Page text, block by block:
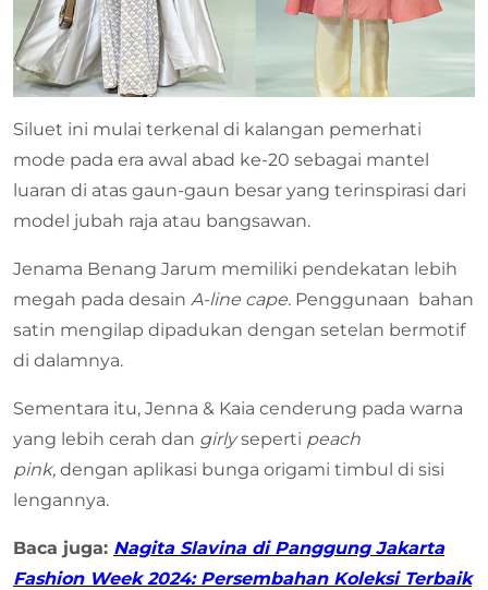
Siluet ini mulai terkenal di kalangan pemerhati
mode pada era awal abad ke-20 sebagai mantel
luaran di atas gaun-gaun besar yang terinspirasi dari
model jubah raja atau bangsawan.
Jenama Benang Jarum memiliki pendekatan lebih
megah pada desain A-line cape. Penggunaan bahan
satin mengilap dipadukan dengan setelan bermotif
di dalamnya.
Sementara itu, Jenna & Kaia cenderung pada warna
yang lebih cerah dan girlyseperti peach
pink, dengan aplikasi bunga origami timbul di sisi
lengannya.
Baca juga: Nagita Slavina di Panggung Jakarta
Fashion Week 2024: Persembahan Koleksi Terbaik